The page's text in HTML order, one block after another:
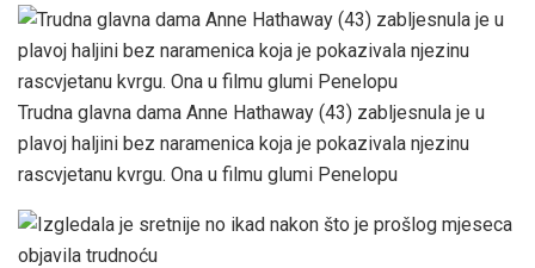
Trudna glavna dama Anne Hathaway (43) zabljesnula je u
plavoj haljini bez naramenica koja je pokazivala njezinu
rascvjetanu kvrgu. Ona u filmu glumi Penelopu